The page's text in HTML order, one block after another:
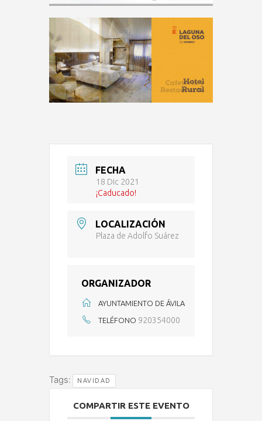
FECHA
18 Dic 2021
¡Caducado!
LOCALIZACIÓN
Plaza de Adolfo Suárez
ORGANIZADOR
AYUNTAMIENTO DE ÁVILA
TELÉFONO 920354000
Tags: NAVIDAD
COMPARTIR ESTE EVENTO